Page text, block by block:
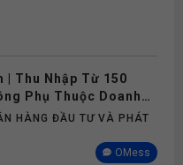
| Thu Nhập Từ 150
Phụ Thuộc Doanh
HÀNG ĐẦU TƯ VÀ PHÁT
OMess